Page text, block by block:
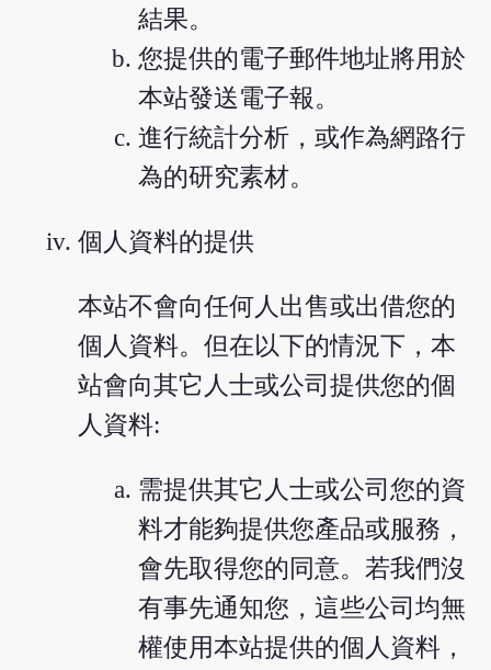
結果。
您提供的電子郵件地址將用於
本站發送電子報。
進行統計分析，或作為網路行
為的研究素材。
個人資料的提供
本站不會向任何人出售或出借您的
個人資料。但在以下的情況下，本
站會向其它人士或公司提供您的個
人資料:
需提供其它人士或公司您的資
料才能夠提供您產品或服務，
會先取得您的同意。若我們沒
有事先通知您，這些公司均無
權使用本站提供的個人資料，